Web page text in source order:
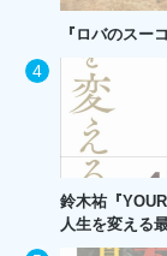
『ロバのスー
鈴木祐『
人生を変える